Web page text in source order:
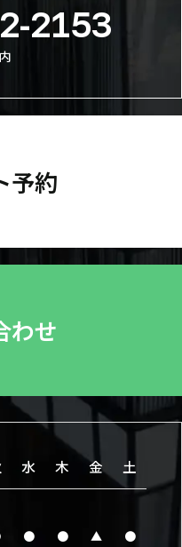
2153
予約
わせ
水 木 金 土
● ● ▲ ●